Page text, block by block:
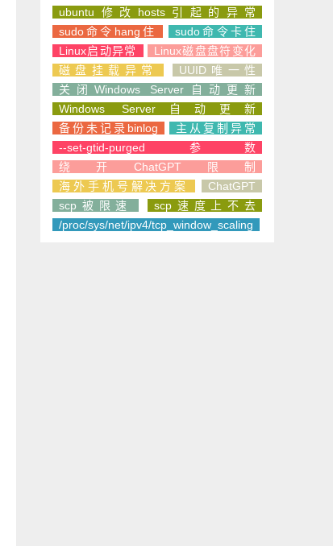
ubuntu修改hosts引起的异常
sudo命令hang住
sudo命令卡住
Linux启动异常
Linux磁盘盘符变化
磁盘挂载异常
UUID唯一性
关闭Windows Server自动更新
Windows Server自动更新
备份未记录binlog
主从复制异常
--set-gtid-purged参数
绕开ChatGPT限制
海外手机号解决方案
ChatGPT
scp被限速
scp速度上不去
/proc/sys/net/ipv4/tcp_window_scaling